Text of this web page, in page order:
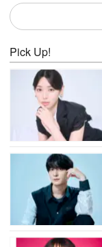
Pick Up!